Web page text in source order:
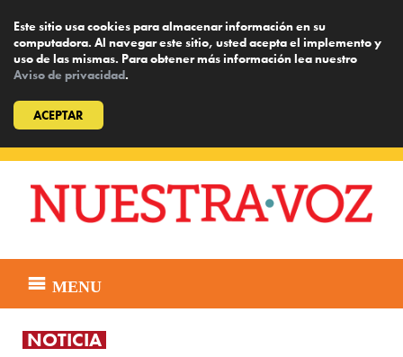
Este sitio usa cookies para almacenar información en su
computadora. Al navegar este sitio, usted acepta el implemento y
uso de las mismas. Para obtener más información lea nuestro
Aviso de privacidad.
ACEPTAR
content
MENU
NOTICIA